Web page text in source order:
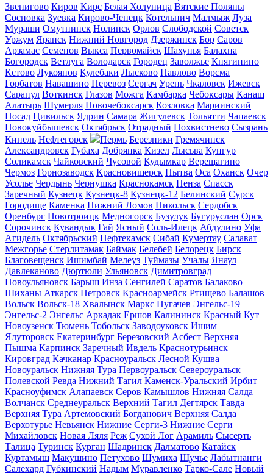
Звенигово Киров Кирс Белая Холуница Вятские Поляны
Сосновка Зуевка Кирово-Чепецк Котельнич Малмыж Луза
Мураши Омутнинск Нолинск Орлов Слободской Советск
Уржум Яранск Нижний Новгород Дзержинск Бор Саров
Арзамас Семенов Выкса Первомайск Шахунья Балахна
Богородск Ветлуга Володарск Городец Заволжье Княгинино
Кстово Лукоянов Кулебаки Лысково Павлово Ворсма
Горбатов Навашино Перевоз Сергач Урень Чкаловск Ижевск
Сарапул Воткинск Глазов Можга Камбарка Чебоксары Канаш
Алатырь Шумерля Новочебоксарск Козловка Мариинский
Посад Цивильск Ядрин Самара Жигулевск Тольятти Чапаевск
Новокуйбышевск Октябрьск Отрадный Похвистнево Сызрань
Кинель Нефтегорск Пермь Березники Гремячинск
Александровск Губаха Добрянка Кизел Лысьва Кунгур
Соликамск Чайковский Чусовой Кудымкар Верещагино
Чермоз Горнозаводск Красновишерск Нытва Оса Оханск Очер
Усолье Чердынь Чернушка Краснокамск Пенза Спасск
Заречный Кузнецк Кузнецк-8 Кузнецк-12 Белинский Сурск
Городище Каменка Нижний Ломов Никольск Сердобск
Оренбург Новотроицк Медногорск Бузулук Бугуруслан Орск
Сорочинск Кувандык Гай Ясный Соль-Илецк Абдулино Уфа
Агидель Октябрьский Нефтекамск Сибай Кумертау Салават
Межгорье Стерлитамак Баймак Белебей Белорецк Бирск
Благовещенск Ишимбай Мелеуз Туймазы Учалы Янаул
Давлеканово Дюртюли Ульяновск Димитровград
Новоульяновск Барыш Инза Сенгилей Саратов Балаково
Шиханы Аткарск Петровск Красноармейск Ртищево Балашов
Вольск Вольск-18 Хвалынск Маркс Пугачев Энгельс-19
Энгельс-2 Энгельс Аркадак Ершов Калининск Красный Кут
Новоузенск Тюмень Тобольск Заводоуковск Ишим
Ялуторовск Екатеринбург Березовский Асбест Верхняя
Пышма Карпинск Заречный Ивдель Краснотурьинск
Кировград Качканар Красноуральск Лесной Кушва
Новоуральск Нижняя Тура Первоуральск Североуральск
Полевской Ревда Нижний Тагил Каменск-Уральский Ирбит
Красноуфимск Алапаевск Серов Камышлов Нижняя Салда
Волчанск Среднеуральск Верхний Тагил Дегтярск Тавда
Верхняя Тура Артемовский Богданович Верхняя Салда
Верхотурье Невьянск Нижние Серги-3 Нижние Серги
Михайловск Новая Ляля Реж Сухой Лог Арамиль Сысерть
Талица Туринск Курган Шадринск Далматово Катайск
Куртамыш Макушино Петухово Шумиха Щучье Лабытнанги
Салехард Губкинский Надым Муравленко Тарко-Сале Новый